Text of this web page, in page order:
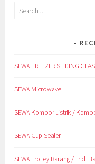
Search
SEWA FREEZER SLIDING
SEWA Microwave
SEWA Kompor Listrik /
SEWA Cup Sealer
SEWA Trolley Barang / Troli